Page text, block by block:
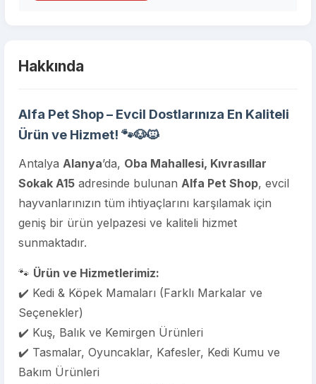
Hakkında
Alfa Pet Shop – Evcil Dostlarınıza En Kaliteli
Ürün ve Hizmet! 🐾🐶🐱
Antalya Alanya’da, Oba Mahallesi, Kıvrasıllar
Sokak A15 adresinde bulunan Alfa Pet Shop, evcil
hayvanlarınızın tüm ihtiyaçlarını karşılamak için
geniş bir ürün yelpazesi ve kaliteli hizmet
sunmaktadır.
🐾 Ürün ve Hizmetlerimiz:
✔️ Kedi & Köpek Mamaları (Farklı Markalar ve
Seçenekler)
✔️ Kuş, Balık ve Kemirgen Ürünleri
✔️ Tasmalar, Oyuncaklar, Kafesler, Kedi Kumu ve
Bakım Ürünleri